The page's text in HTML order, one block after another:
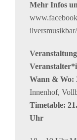
Mehr Infos
Wann & Wo:
Innenhof,
Timetable:
Uhr